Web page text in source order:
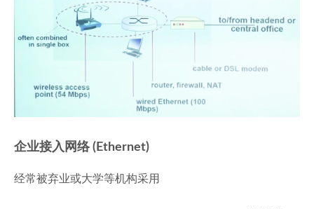
企业接入网络 (Ethernet)
经常被弃业或大学等机构采用